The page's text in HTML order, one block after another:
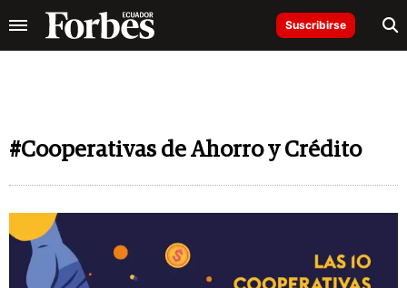
Suscribirse
#Cooperativas de Ahorro y Crédito